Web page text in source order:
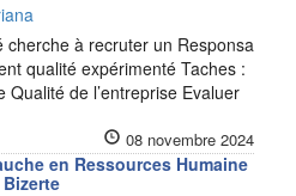
cherche à recruter un Responsa
qualité expérimenté Taches :
de l’entreprise Evaluer
08 novembre 2024
en Ressources Humaine